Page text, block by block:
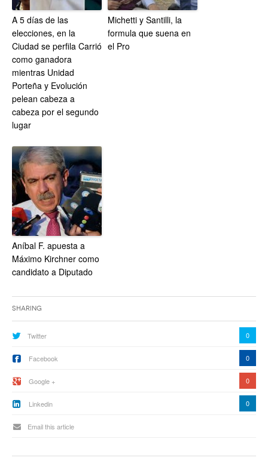
A 5 días de las
elecciones, en la
Ciudad se perfila Carrió
como ganadora
mientras Unidad
Porteña y Evolución
pelean cabeza a
cabeza por el segundo
lugar
Michetti y Santilli, la
formula que suena en
el Pro
Aníbal F. apuesta a
Máximo Kirchner como
candidato a Diputado
Sharing
Twitter 0
Facebook 0
Google + 0
Linkedin 0
Email this article